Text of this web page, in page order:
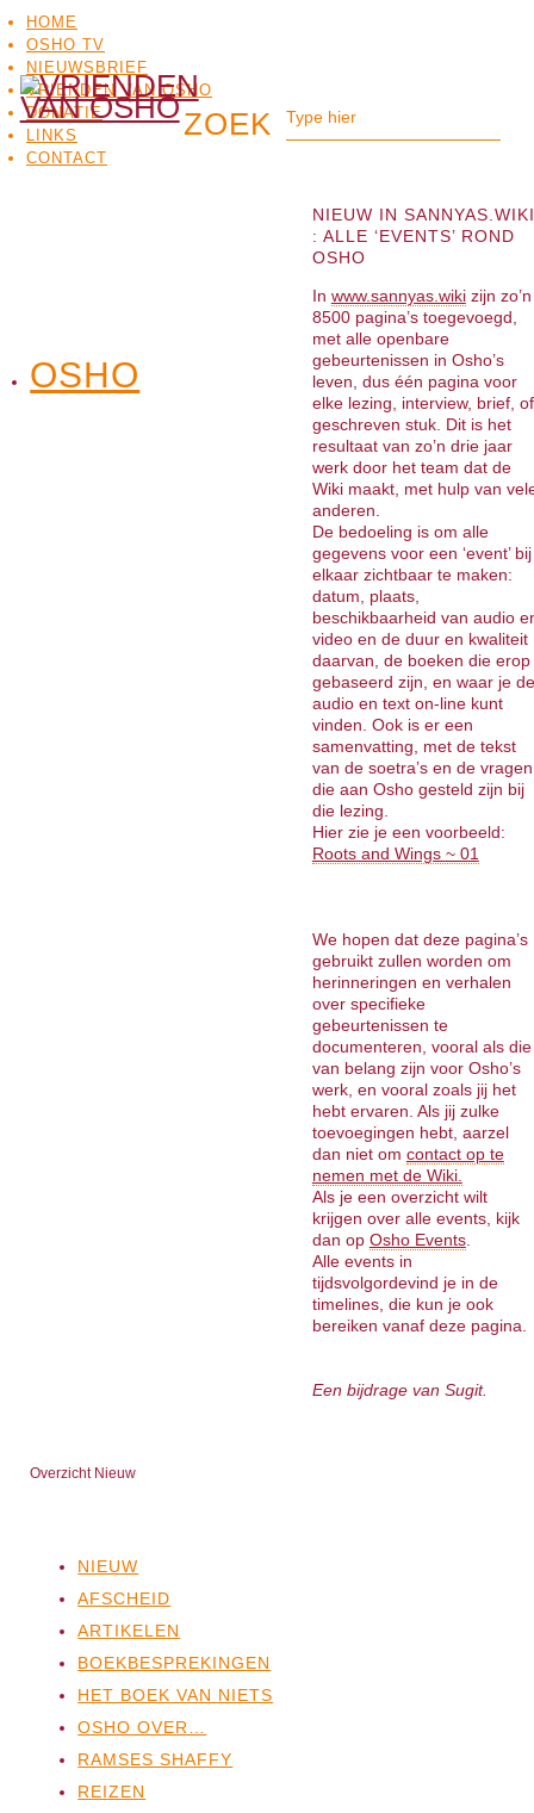
HOME
OSHO TV
NIEUWSBRIEF
VRIENDEN VAN OSHO
DONATIE
LINKS
CONTACT
OSHOOSHO MEDITATIE
NIEUW IN SANNYAS.WIKI
: ALLE ‘EVENTS’ ROND
OSHO
In www.sannyas.wikizijn zo’n
8500 pagina’s toegevoegd,
met alle openbare
gebeurtenissen in Osho’s
leven, dus één pagina voor
elke lezing, interview, brief, of
geschreven stuk. Dit is het
resultaat van zo’n drie jaar
werk door het team dat de
Wiki maakt, met hulp van
anderen.
De bedoeling is om alle
gegevens voor een ‘event’ bij
elkaar zichtbaar te maken:
datum, plaats,
beschikbaarheid van audio
video en de duur en kwaliteit
daarvan, de boeken die erop
gebaseerd zijn, en waar je de
audio en text on-line kunt
vinden. Ook is er een
samenvatting, met de tekst
van de soetra’s en de vragen
die aan Osho gesteld zijn bij
die lezing.
Hier zie je een voorbeeld:
Roots and Wings ~ 01
We hopen dat deze pagina’s
gebruikt zullen worden om
herinneringen en verhalen
over specifieke
gebeurtenissen te
documenteren, vooral als die
van belang zijn voor Osho’s
werk, en vooral zoals jij het
hebt ervaren. Als jij zulke
toevoegingen hebt, aarzel
dan niet om contact op te
nemen met de Wiki.
Als je een overzicht wilt
krijgen over alle events, kijk
dan op Osho Events.
Alle events in
tijdsvolgordevind je in de
timelines, die kun je ook
bereiken vanaf deze pagina.
Een bijdrage van Sugit.
Overzicht Nieuw
NIEUW
AFSCHEID
ARTIKELEN
BOEKBESPREKINGEN
HET BOEK VAN NIETS
OSHO OVER…
RAMSES SHAFFY
REIZEN